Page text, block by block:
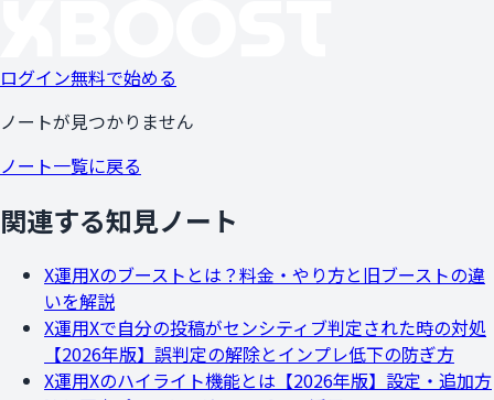
ログイン無料で始める
ノートが見つかりません
ノート一覧に戻る
関連する知見ノート
X運用Xのブーストとは？料金・やり方と旧ブーストの違
いを解説
X運用Xで自分の投稿がセンシティブ判定された時の対処
【2026年版】誤判定の解除とインプレ低下の防ぎ方
X運用Xのハイライト機能とは【2026年版】設定・追加方